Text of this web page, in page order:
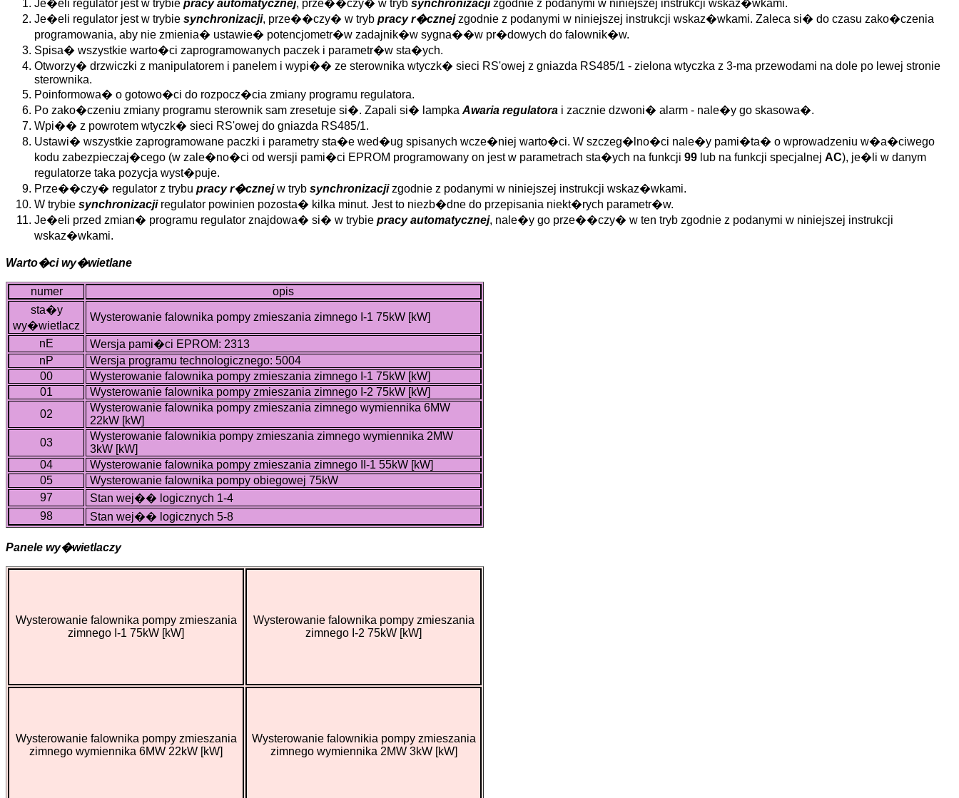
Je�eli regulator jest w trybie pracy automatycznej, prze��czy� w tryb synchronizacjizgodnie z podanymi w niniejszej instrukcji wskaz�wkami.
Je�eli regulator jest w trybie synchronizacji, prze��czy� w tryb pracy r�cznejzgodnie z podanymi w niniejszej instrukcji wskaz�wkami. Zaleca si� do czasu zako�czenia
programowania, aby nie zmienia� ustawie� potencjometr�w zadajnik�w sygna��w pr�dowych do falownik�w.
Spisa� wszystkie warto�ci zaprogramowanych paczek i parametr�w sta�ych.
Otworzy� drzwiczki z manipulatorem i panelem i wypi�� ze sterownika wtyczk� sieci RS'owej z gniazda RS485/1 - zielona wtyczka z 3-ma przewodami na dole po lewej stronie
sterownika.
Poinformowa� o gotowo�ci do rozpocz�cia zmiany programu regulatora.
Po zako�czeniu zmiany programu sterownik sam zresetuje si�. Zapali si� lampka Awaria regulatora i zacznie dzwoni� alarm - nale�y go skasowa�.
Wpi�� z powrotem wtyczk� sieci RS'owej do gniazda RS485/1.
Ustawi� wszystkie zaprogramowane paczki i parametry sta�e wed�ug spisanych wcze�niej warto�ci. W szczeg�lno�ci nale�y pami�ta� o wprowadzeniu w�a�ciwego
kodu zabezpieczaj�cego (w zale�no�ci od wersji pami�ci EPROM programowany on jest w parametrach sta�ych na funkcji 99 lub na funkcji specjalnej AC), je�li w danym
regulatorze taka pozycja wyst�puje.
Prze��czy� regulator z trybu pracy r�cznejw tryb synchronizacjizgodnie z podanymi w niniejszej instrukcji wskaz�wkami.
W trybie synchronizacjiregulator powinien pozosta� kilka minut. Jest to niezb�dne do przepisania niekt�rych parametr�w.
Je�eli przed zmian� programu regulator znajdowa� si� w trybie pracy automatycznej, nale�y go prze��czy� w ten tryb zgodnie z podanymi w niniejszej instrukcji
wskaz�wkami.
Warto�ci wy�wietlane
numer
opis
sta�y
wy�wietlacz
Wysterowanie falownika pompy zmieszania zimnego I-1 75kW [kW]
nE
Wersja pami�ci EPROM: 2313
nP
Wersja programu technologicznego: 5004
00
Wysterowanie falownika pompy zmieszania zimnego I-1 75kW [kW]
01
Wysterowanie falownika pompy zmieszania zimnego I-2 75kW [kW]
02
Wysterowanie falownika pompy zmieszania zimnego wymiennika 6MW
22kW [kW]
03
Wysterowanie falownikia pompy zmieszania zimnego wymiennika 2MW
3kW [kW]
04
Wysterowanie falownika pompy zmieszania zimnego II-1 55kW [kW]
05
Wysterowanie falownika pompy obiegowej 75kW
97
Stan wej�� logicznych 1-4
98
Stan wej�� logicznych 5-8
Panele wy�wietlaczy
Wysterowanie falownika pompy zmieszania
zimnego I-1 75kW [kW]
Wysterowanie falownika pompy zmieszania
zimnego I-2 75kW [kW]
Wysterowanie falownika pompy zmieszania
zimnego wymiennika 6MW 22kW [kW]
Wysterowanie falownikia pompy zmieszania
zimnego wymiennika 2MW 3kW [kW]